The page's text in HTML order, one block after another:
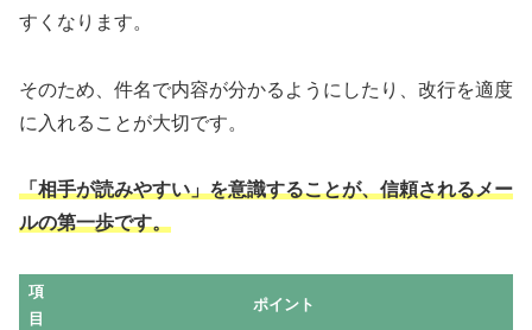
すくなります。
そのため、件名で内容が分かるようにしたり、改行を適度
に入れることが大切です。
「相手が読みやすい」を意識することが、信頼されるメー
ルの第一歩です。
項
目
ポイント